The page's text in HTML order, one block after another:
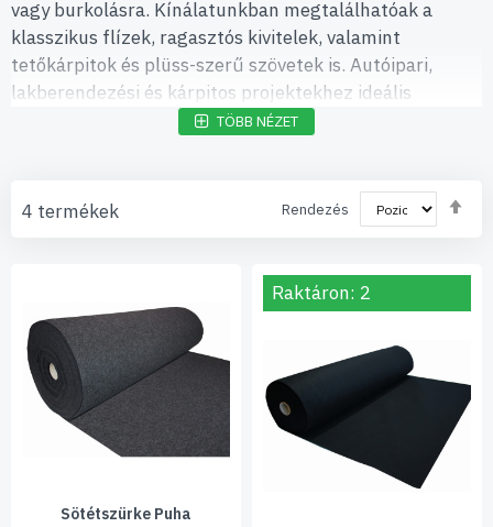
vagy burkolásra. Kínálatunkban megtalálhatóak a
klasszikus flízek, ragasztós kivitelek, valamint
tetőkárpitok és plüss-szerű szövetek is. Autóipari,
lakberendezési és kárpitos projektekhez ideális
TÖBB NÉZET
4 termékek Rendezés
Sötétszürke Puha
Raktáron: 2